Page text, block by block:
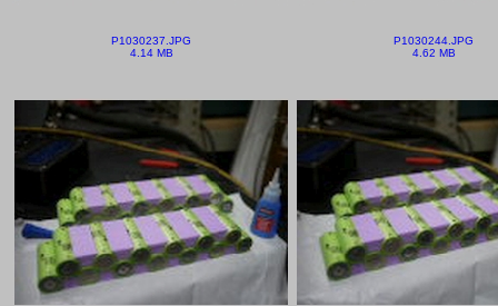
P1030237.JPG
4.14 MB
P1030244.JPG
4.62 MB